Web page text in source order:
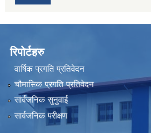
रिपोर्टहरु
वार्षिक प्रगति प्रतिवेदन
चौमासिक प्रगति प्रतिवेदन
सार्वजनिक सुनुवाई
सार्वजनिक परीक्षण